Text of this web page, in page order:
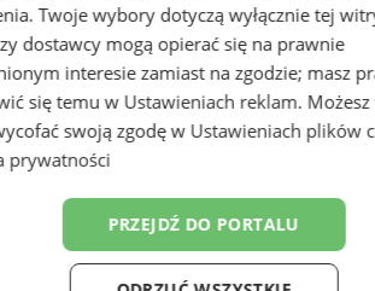
w Katowicach – kto
w ruchu
Twoje wybory dotyczą wyłącznie tej
dostawcy mogą opierać się na prawnie
interesie zamiast na zgodzie; masz
się temu w Ustawieniach reklam.
swoją zgodę w Ustawieniach plików
prywatności
PRZEJDŹ DO PORTALU